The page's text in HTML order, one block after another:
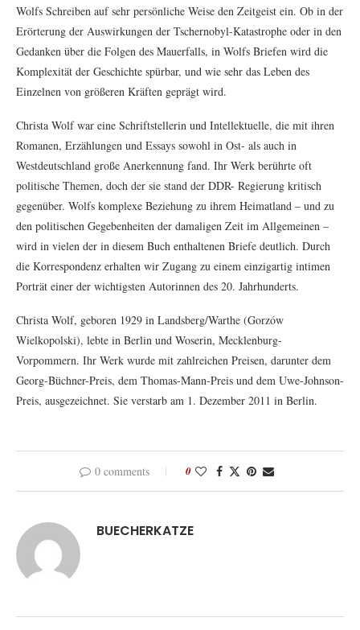
Wolfs Schreiben auf sehr persönliche Weise den Zeitgeist ein. Ob in der
Erörterung der Auswirkungen der Tschernobyl-Katastrophe oder in den
Gedanken über die Folgen des Mauerfalls, in Wolfs Briefen wird die
Komplexität der Geschichte spürbar, und wie sehr das Leben des
Einzelnen von größeren Kräften geprägt wird.
Christa Wolf war eine Schriftstellerin und Intellektuelle, die mit ihren
Romanen, Erzählungen und Essays sowohl in Ost- als auch in
Westdeutschland große Anerkennung fand. Ihr Werk berührte oft
politische Themen, doch der sie stand der DDR- Regierung kritisch
gegenüber. Wolfs komplexe Beziehung zu ihrem Heimatland – und zu
den politischen Gegebenheiten der damaligen Zeit im Allgemeinen –
wird in vielen der in diesem Buch enthaltenen Briefe deutlich. Durch
die Korrespondenz erhalten wir Zugang zu einem einzigartig intimen
Porträt einer der wichtigsten Autorinnen des 20. Jahrhunderts.
Christa Wolf, geboren 1929 in Landsberg/Warthe (Gorzów
Wielkopolski), lebte in Berlin und Woserin, Mecklenburg-
Vorpommern. Ihr Werk wurde mit zahlreichen Preisen, darunter dem
Georg-Büchner-Preis, dem Thomas-Mann-Preis und dem Uwe-Johnson-
Preis, ausgezeichnet. Sie verstarb am 1. Dezember 2011 in Berlin.
0 comments 0
BUECHERKATZE